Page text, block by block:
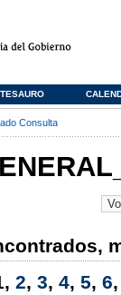
TESAURO
Consulta
, 2, 3, 4, 5, 6